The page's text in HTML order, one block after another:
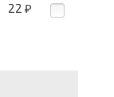
22 ₽